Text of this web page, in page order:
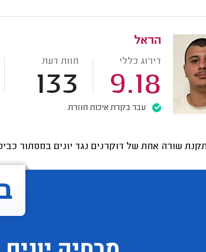
הראל
דירוג כללי
9.18
חוות דעת
133
עבר בקרת איכות חוזרת
שורה אחת של דוקרנים נגד יונים במסתור